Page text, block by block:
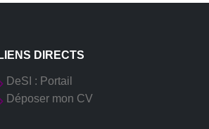
LIENS DIRECTS
DeSI : Portail
Déposer mon CV